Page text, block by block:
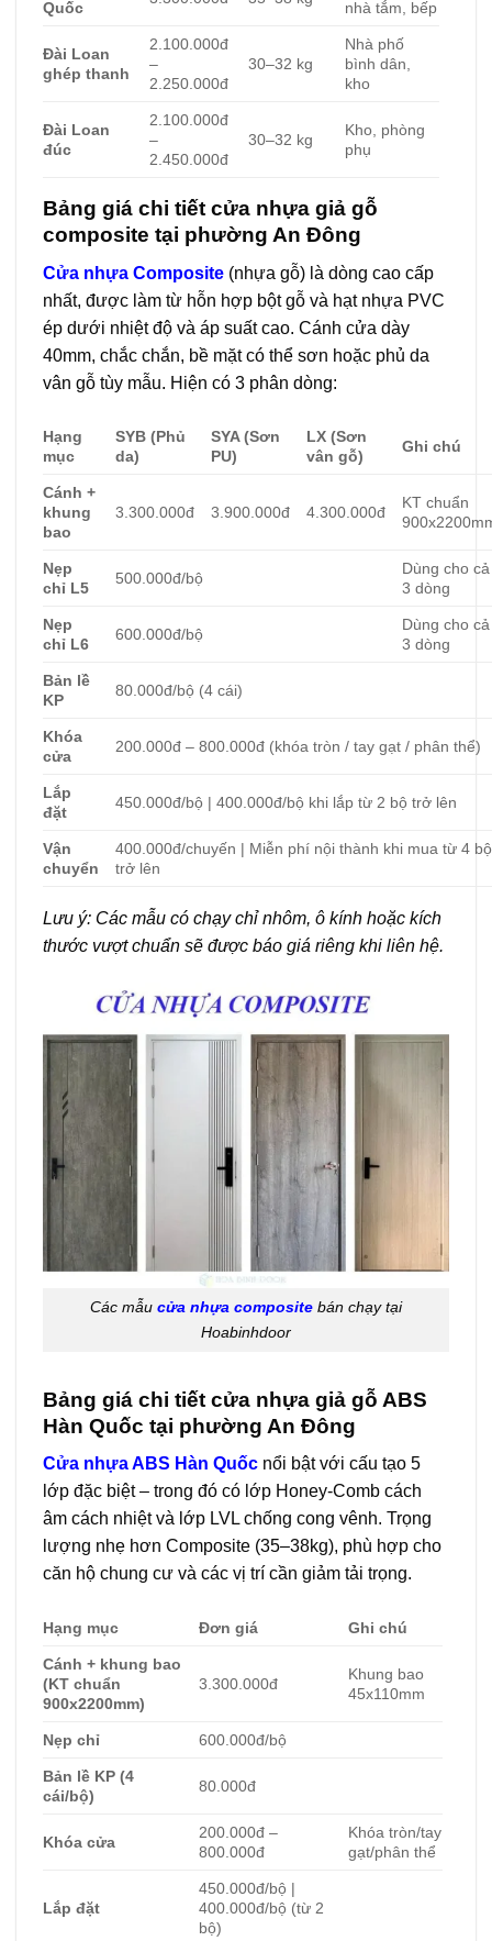
Quốc nhà tắm, bếp
Đài Loan
ghép thanh
2.100.000đ
–
2.250.000đ
30–32 kg
Nhà phố
bình dân,
kho
Đài Loan
đúc
2.100.000đ
–
2.450.000đ
30–32 kg
Kho, phòng
phụ
Bảng giá chi tiết cửa nhựa giả gỗ
composite tại phường An Đông
Cửa nhựa Composite (nhựa gỗ) là dòng cao cấp
nhất, được làm từ hỗn hợp bột gỗ và hạt nhựa PVC
ép dưới nhiệt độ và áp suất cao. Cánh cửa dày
40mm, chắc chắn, bề mặt có thể sơn hoặc phủ da
vân gỗ tùy mẫu. Hiện có 3 phân dòng:
Hạng
mục
SYB (Phủ
da)
SYA (Sơn
PU)
LX (Sơn
vân gỗ)
Ghi chú
Cánh +
khung
bao
3.300.000đ 3.900.000đ 4.300.000đ
KT chuẩn
Nẹp
chỉ L5
500.000đ/bộ
Dùng cho cả
3 dòng
Nẹp
chỉ L6
600.000đ/bộ
Dùng cho cả
3 dòng
Bản lề
KP
80.000đ/bộ (4 cái)
Khóa
cửa
200.000đ – 800.000đ (khóa tròn / tay gạt / phân thể)
Lắp
đặt
450.000đ/bộ | 400.000đ/bộ khi lắp từ 2 bộ trở lên
Vận
chuyển
400.000đ/chuyến | Miễn phí nội thành khi mua từ 4 bộ
trở lên
Lưu ý: Các mẫu có chạy chỉ nhôm, ô kính hoặc kích
thước vượt chuẩn sẽ được báo giá riêng khi liên hệ.
Các mẫu cửa nhựa composite bán chạy tại
Hoabinhdoor
Bảng giá chi tiết cửa nhựa giả gỗ ABS
Hàn Quốc tại phường An Đông
Cửa nhựa ABS Hàn Quốc nổi bật với cấu tạo 5
lớp đặc biệt – trong đó có lớp Honey-Comb cách
âm cách nhiệt và lớp LVL chống cong vênh. Trọng
lượng nhẹ hơn Composite (35–38kg), phù hợp cho
căn hộ chung cư và các vị trí cần giảm tải trọng.
Hạng mục Đơn giá Ghi chú
Cánh + khung bao
(KT chuẩn
900x2200mm)
3.300.000đ
Khung bao
45x110mm
Nẹp chỉ 600.000đ/bộ
Bản lề KP (4
cái/bộ)
80.000đ
Khóa cửa
200.000đ –
800.000đ
Khóa tròn/tay
gạt/phân thể
Lắp đặt
450.000đ/bộ |
400.000đ/bộ (từ 2
bộ)